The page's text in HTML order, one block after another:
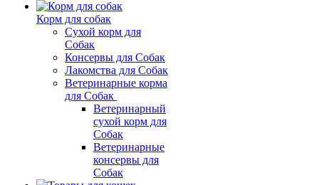
Корм для собак
Сухой корм для
Собак
Консервы для Собак
Лакомства для Собак
Ветеринарные корма
для Собак
Ветеринарный
сухой корм для
Собак
Ветеринарные
консервы для
Собак